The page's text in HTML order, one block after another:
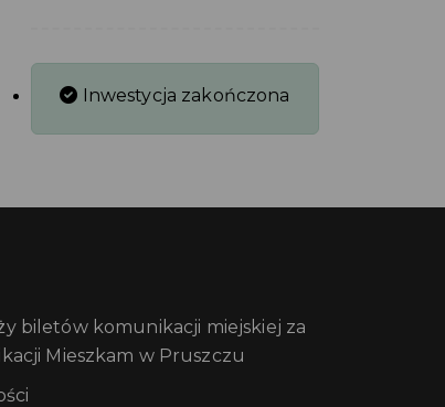
Inwestycja zakończona
biletów komunikacji miejskiej za
Mieszkam w Pruszczu